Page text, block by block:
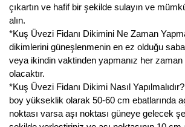
çıkartın ve hafif bir şekilde sulayın ve
alın.
*Kuş Üvezi Fidanı Dikimini Ne Zaman
dikimlerini güneşlenmenin en ez olduğu
veya ikindin vaktinden yapmanız her zaman
olacaktır.
*Kuş Üvezi Fidanı Dikimi Nasıl
boy yükseklik olarak 50-60 cm ebatlarında
noktası varsa aşı noktası güneye gelecek
Pitaya Fidanı
Şeftali Fidanı
Trabzon Hurması Fidanı
Üzüm Fidanı
Vişne Fidanı